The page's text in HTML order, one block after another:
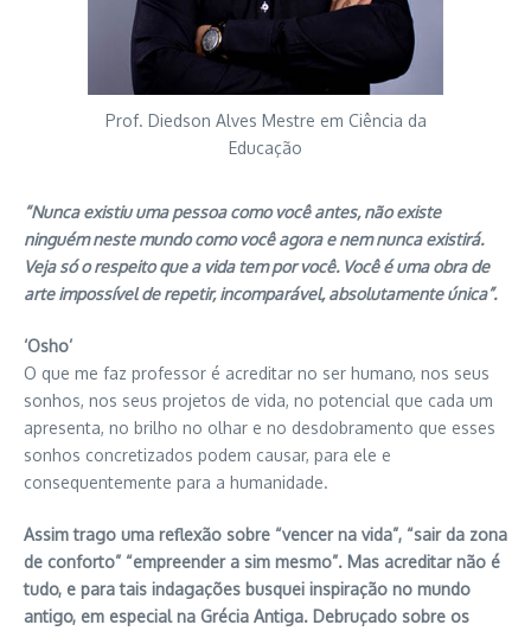
Prof. Diedson Alves Mestre em Ciência da
Educação
“Nunca existiu uma pessoa como você antes, não existe
ninguém neste mundo como você agora e nem nunca existirá.
Veja só o respeito que a vida tem por você. Você é uma obra de
arte impossível de repetir, incomparável, absolutamente única”.
‘Osho’
O que me faz professor é acreditar no ser humano, nos seus
sonhos, nos seus projetos de vida, no potencial que cada um
apresenta, no brilho no olhar e no desdobramento que esses
sonhos concretizados podem causar, para ele e
consequentemente para a humanidade.
Assim trago uma reflexão sobre “vencer na vida”, “sair da zona
de conforto” “empreender a sim mesmo”. Mas acreditar não é
tudo, e para tais indagações busquei inspiração no mundo
antigo, em especial na Grécia Antiga. Debruçado sobre os